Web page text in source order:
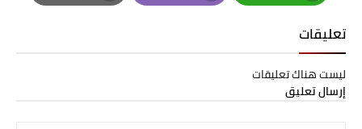
Whatsapp
Email
Print
تعليقات
ليست هناك تعليقات
إرسال تعليق